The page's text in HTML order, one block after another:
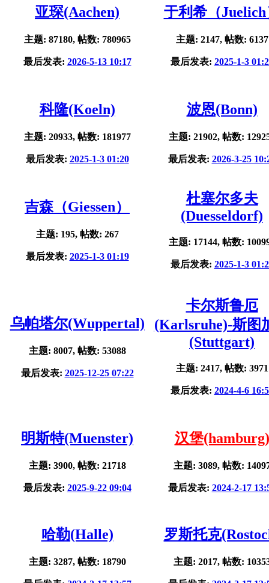
亚琛(Aachen)
主题: 87180, 帖数: 780965
最后发表: 2026-5-13 10:17
于利希（Juelich
主题: 2147, 帖数: 6137
最后发表: 2025-1-3
科隆(Koeln)
主题: 20933, 帖数: 181977
最后发表: 2025-1-3 01:20
波恩(Bonn)
主题: 21902, 帖数:
最后发表: 2026-3-25
吉森（Giessen）
主题: 195, 帖数: 267
最后发表: 2025-1-3 01:19
杜塞尔多夫
(Duesseldorf)
主题: 17144, 帖数:
最后发表: 2025-1-3
乌帕塔尔(Wuppertal)
主题: 8007, 帖数: 53088
最后发表: 2025-12-25 07:22
卡尔斯鲁厄
(Karlsruhe)-斯图
(Stuttgart)
主题: 2417, 帖数: 3971
最后发表: 2024-4-6
明斯特(Muenster)
主题: 3900, 帖数: 21718
最后发表: 2025-9-22 09:04
汉堡(hamburg)
主题: 3089, 帖数:
最后发表: 2024-2-17
哈勒(Halle)
主题: 3287, 帖数: 18790
罗斯托克
主题: 2017, 帖数: